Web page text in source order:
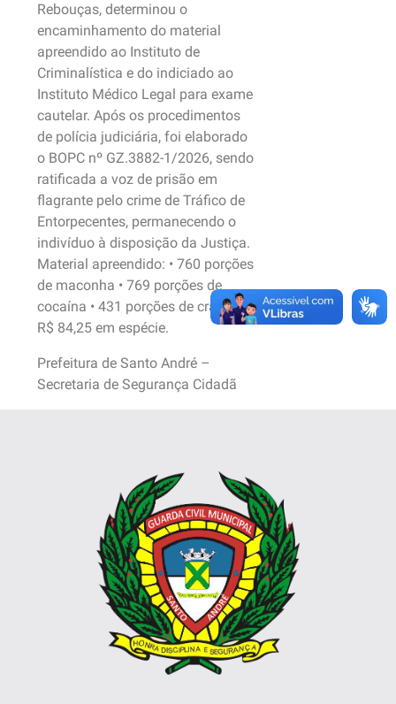
Rebouças, determinou o
encaminhamento do material
apreendido ao Instituto de
Criminalística e do indiciado ao
Instituto Médico Legal para exame
cautelar. Após os procedimentos
de polícia judiciária, foi elaborado
o BOPC nº GZ.3882-1/2026, sendo
ratificada a voz de prisão em
flagrante pelo crime de Tráfico de
Entorpecentes, permanecendo o
indivíduo à disposição da Justiça.
Material apreendido: • 760 porções
de maconha • 769 porções de
cocaína • 431 porções de crack •
R$ 84,25 em espécie.
Prefeitura de Santo André –
Secretaria de Segurança Cidadã